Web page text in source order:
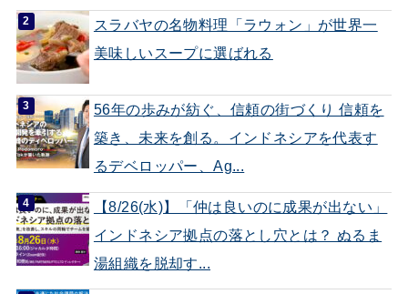
スラバヤの名物料理「ラウォン」が世界一
美味しいスープに選ばれる
56年の歩みが紡ぐ、信頼の街づくり 信頼を
築き、未来を創る。インドネシアを代表す
るデベロッパー、Ag...
【8/26(水)】「仲は良いのに成果が出ない」
インドネシア拠点の落とし穴とは？ ぬるま
湯組織を脱却す...